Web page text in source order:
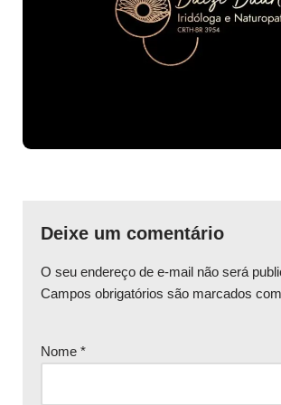
Deixe um comentário
O seu endereço de e-mail não será
Campos obrigatórios são marcados com
Nome *